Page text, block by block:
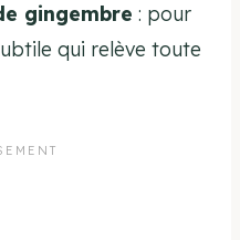
gingembre : pour
qui relève toute